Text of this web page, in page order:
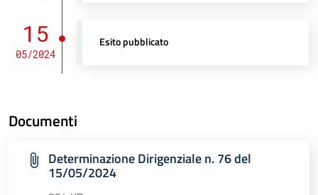
15
05/2024
Esito pubblicato
Documenti
Determinazione Dirigenziale n. 76 del
15/05/2024